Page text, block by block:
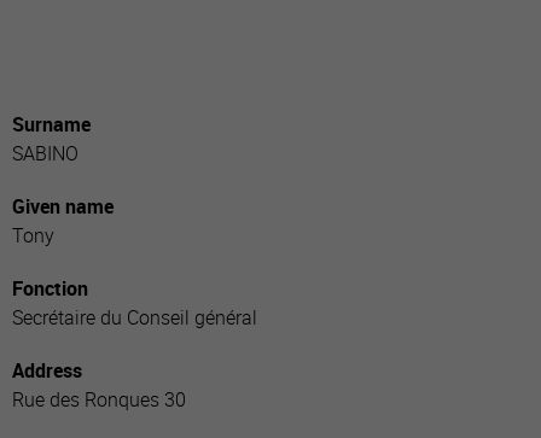
Surname
SABINO
Given name
Tony
Fonction
Secrétaire du Conseil général
Address
Rue des Ronques 30